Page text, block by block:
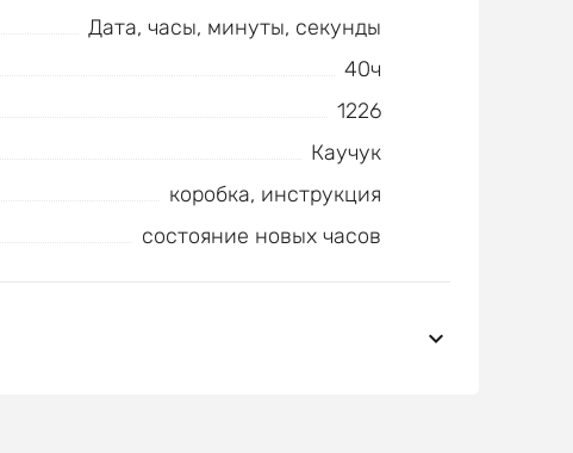
Дата, часы, минуты, секунды
40ч
1226
Каучук
коробка, инструкция
состояние новых часов